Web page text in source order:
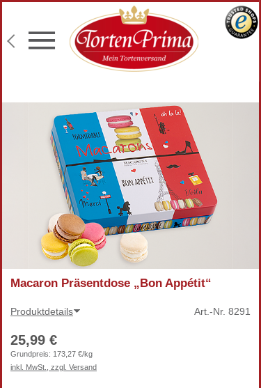
Konditor-Qualität
Torten mit Wunschtext
Lieferung an Wunschadresse
Macaron Präsentdose „Bon Appétit“
Produktdetails Art.-Nr. 8291
25,99 €
Grundpreis: 173,27 €/kg
inkl. MwSt., zzgl. Versand